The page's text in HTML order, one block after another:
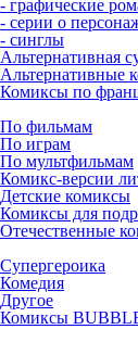
- графические
- серии о
- синглы
Альтернативная
Альтернативные
Комиксы по
По фильмам
По играм
По мультфильмам
Комикс-версии
Детские комиксы
Комиксы для
Отечественные
Супергероика
Комедия
Другое
Комиксы